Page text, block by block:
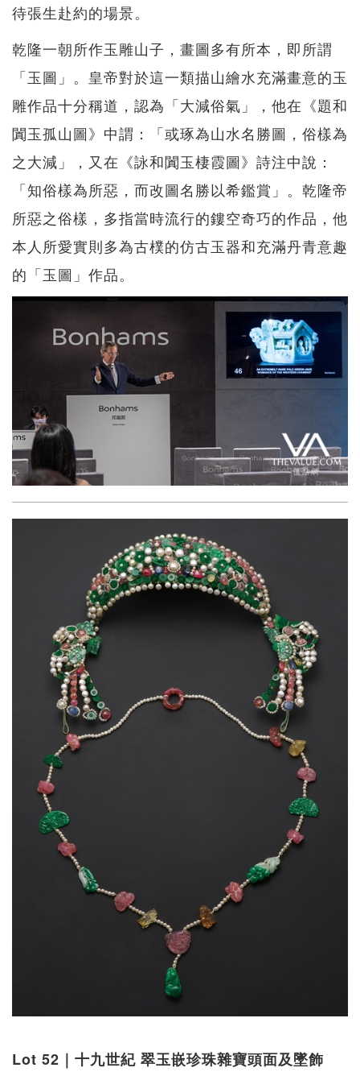
待張生赴約的場景。
乾隆一朝所作玉雕山子，畫圖多有所本，即所謂
「玉圖」。皇帝對於這一類描山繪水充滿畫意的玉
雕作品十分稱道，認為「大減俗氣」，他在《題和
闐玉孤山圖》中謂：「或琢為山水名勝圖，俗樣為
之大減」，又在《詠和闐玉棲霞圖》詩注中說：
「知俗樣為所惡，而改圖名勝以希鑑賞」。乾隆帝
所惡之俗樣，多指當時流行的鏤空奇巧的作品，他
本人所愛實則多為古樸的仿古玉器和充滿丹青意趣
的「玉圖」作品。
Lot 52｜十九世紀 翠玉嵌珍珠雜寶頭面及墜飾